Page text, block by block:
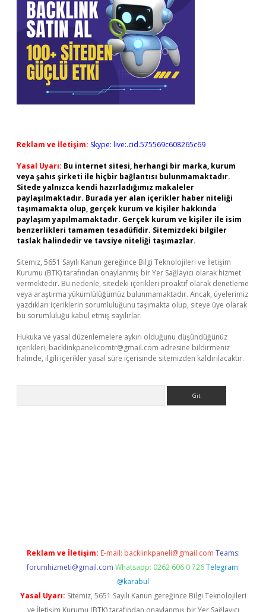
Reklam ve İletişim: Skype: live:.cid.575569c608265c69
Yasal Uyarı: Bu internet sitesi, herhangi bir marka, kurum
veya şahıs şirketi ile hiçbir bağlantısı bulunmamaktadır.
Sitede yalnızca kendi hazırladığımız makaleler
paylaşılmaktadır. Burada yer alan içerikler haber niteliği
taşımamakta olup, gerçek kurum ve kişiler hakkında
paylaşım yapılmamaktadır. Gerçek kurum ve kişiler ile isim
benzerlikleri tamamen tesadüfidir. Sitemizdeki bilgiler
taslak halindedir ve tavsiye niteliği taşımazlar.
Sitemiz, 5651 Sayılı Kanun gereğince Bilgi Teknolojileri ve İletişim
Kurumu (BTK) tarafından onaylanmış bir Yer Sağlayıcı olarak hizmet
vermektedir. Bu nedenle, sitedeki içerikleri proaktif olarak denetleme
veya araştırma yükümlülüğümüz bulunmamaktadır. Ancak, üyelerimiz
yazdıkları içeriklerin sorumluluğunu taşımakta olup, siteye üye olarak
bu sorumluluğu kabul etmiş sayılırlar.
Hukuka ve yasal düzenlemelere aykırı olduğunu düşündüğünüz
içerikleri, backlinkpanelicomtr@gmail.com adresine bildirmeniz
halinde, ilgili içerikler yasal süre içerisinde sitemizden kaldırılacaktır.
Reklam ve İletişim: E-mail: backlinkpaneli@gmail.com Teams:
forumhizmeti@gmail.com Whatsapp: 0262 606 0 726 Telegram:
@karabul
Yasal Uyarı: Sitemiz, 5651 Sayılı Kanun gereğince Bilgi Teknolojileri
ve İletişim Kurumu (BTK) tarafından onaylanmış bir Yer Sağlayıcı